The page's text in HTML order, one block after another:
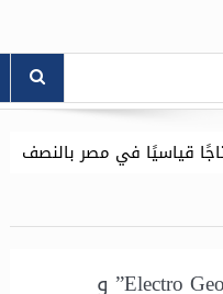
الأول من 2026 وتستعيد كافة مستحقاتها
شراكة استراتيجية بين “Electro George” و